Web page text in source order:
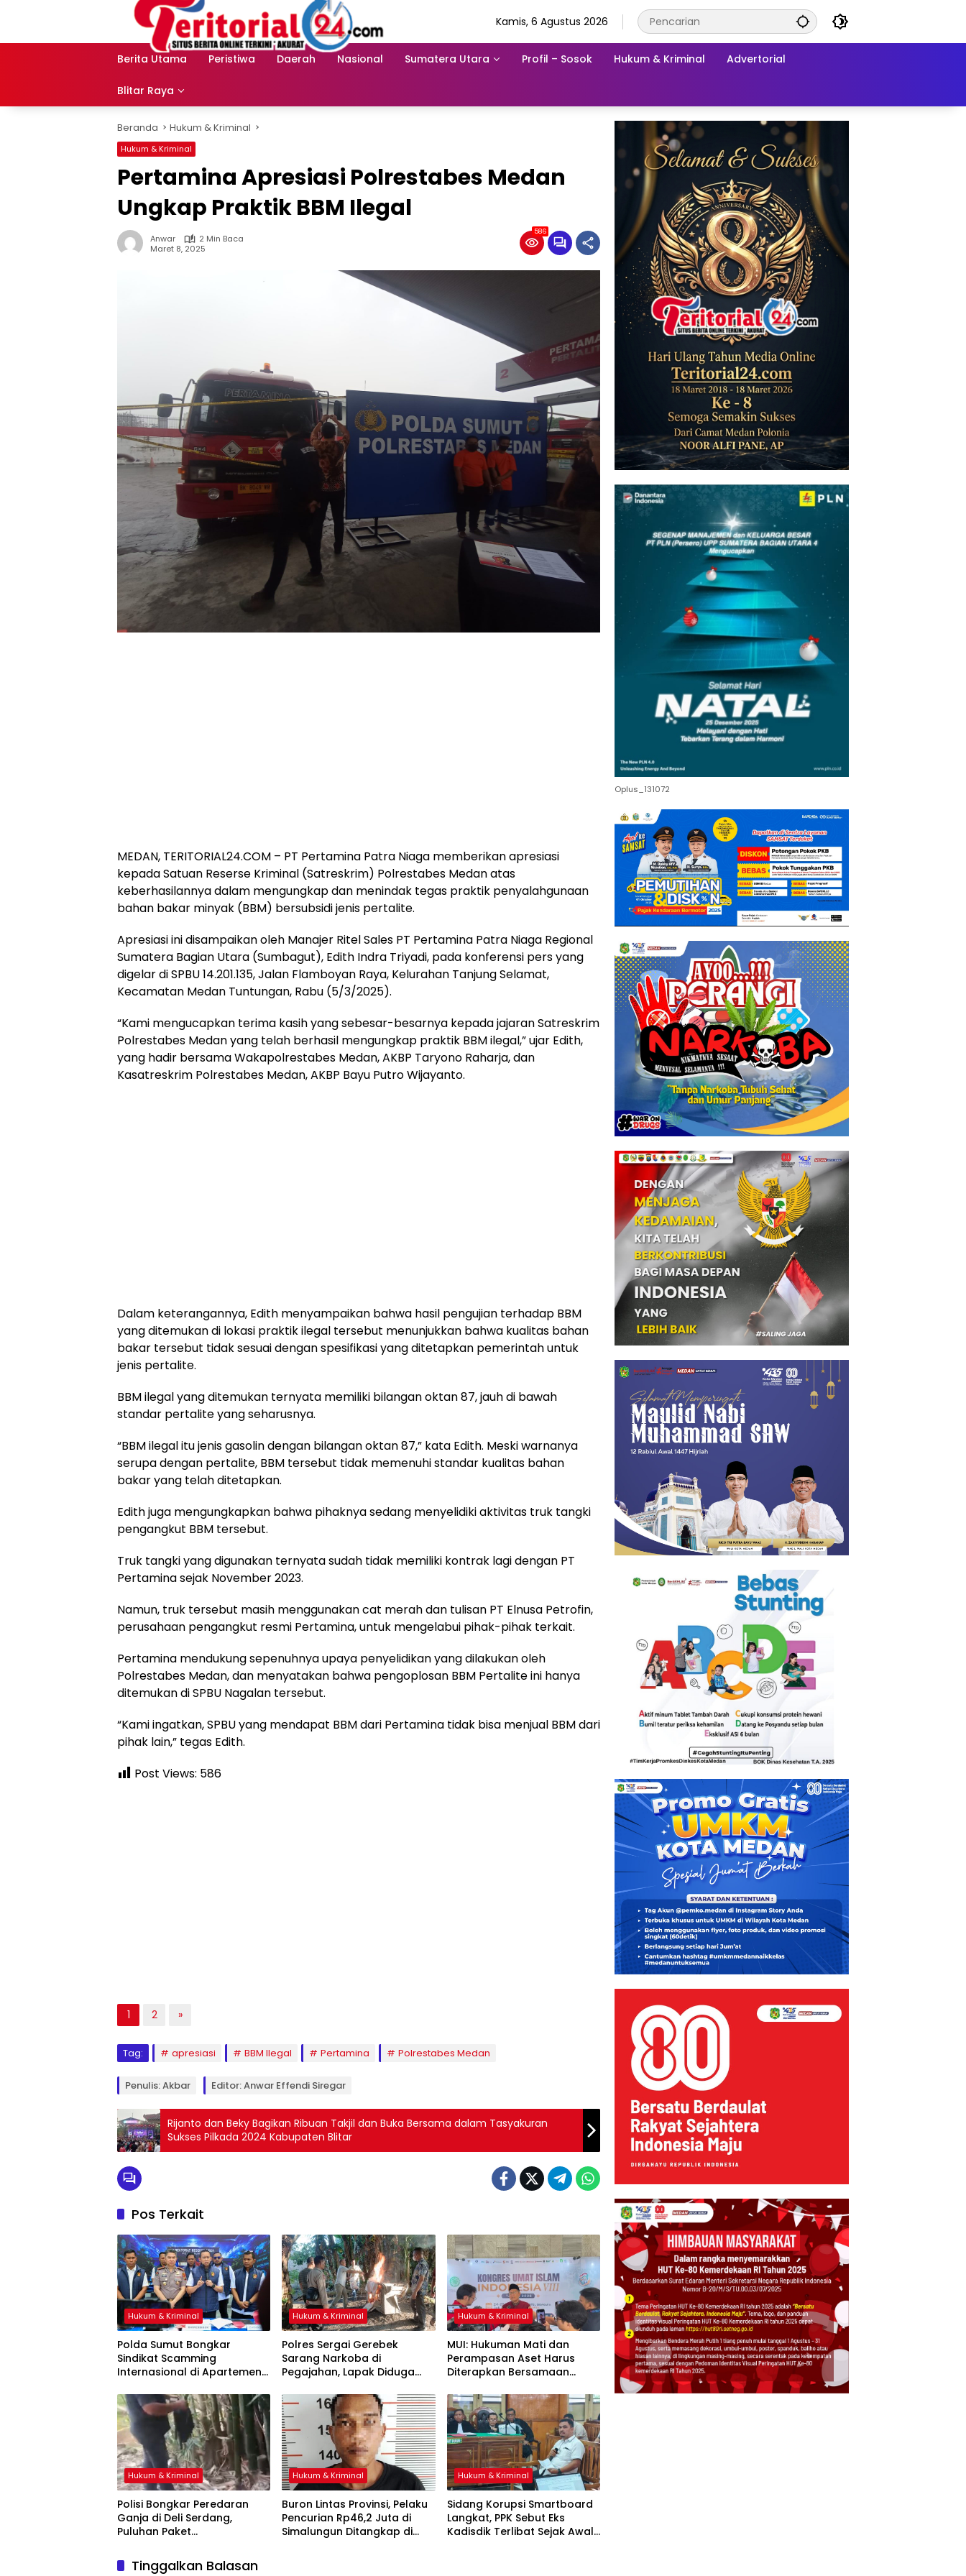
Kamis, 6 Agustus 2026
Berita Utama Peristiwa Daerah Nasional Sumatera Utara Profil – Sosok Hukum & Kriminal Advertorial
Blitar Raya
Beranda Hukum & Kriminal
Hukum & Kriminal
Pertamina Apresiasi Polrestabes Medan
Ungkap Praktik BBM Ilegal
Anwar
2 Min Baca
Maret 8, 2025
586
MEDAN, TERITORIAL24.COM – PT Pertamina Patra Niaga memberikan apresiasi
kepada Satuan Reserse Kriminal (Satreskrim) Polrestabes Medan atas
keberhasilannya dalam mengungkap dan menindak tegas praktik penyalahgunaan
bahan bakar minyak (BBM) bersubsidi jenis pertalite.
Apresiasi ini disampaikan oleh Manajer Ritel Sales PT Pertamina Patra Niaga Regional
Sumatera Bagian Utara (Sumbagut), Edith Indra Triyadi, pada konferensi pers yang
digelar di SPBU 14.201.135, Jalan Flamboyan Raya, Kelurahan Tanjung Selamat,
Kecamatan Medan Tuntungan, Rabu (5/3/2025).
“Kami mengucapkan terima kasih yang sebesar-besarnya kepada jajaran Satreskrim
Polrestabes Medan yang telah berhasil mengungkap praktik BBM ilegal,” ujar Edith,
yang hadir bersama Wakapolrestabes Medan, AKBP Taryono Raharja, dan
Kasatreskrim Polrestabes Medan, AKBP Bayu Putro Wijayanto.
Dalam keterangannya, Edith menyampaikan bahwa hasil pengujian terhadap BBM
yang ditemukan di lokasi praktik ilegal tersebut menunjukkan bahwa kualitas bahan
bakar tersebut tidak sesuai dengan spesifikasi yang ditetapkan pemerintah untuk
jenis pertalite.
BBM ilegal yang ditemukan ternyata memiliki bilangan oktan 87, jauh di bawah
standar pertalite yang seharusnya.
“BBM ilegal itu jenis gasolin dengan bilangan oktan 87,” kata Edith. Meski warnanya
serupa dengan pertalite, BBM tersebut tidak memenuhi standar kualitas bahan
bakar yang telah ditetapkan.
Edith juga mengungkapkan bahwa pihaknya sedang menyelidiki aktivitas truk tangki
pengangkut BBM tersebut.
Truk tangki yang digunakan ternyata sudah tidak memiliki kontrak lagi dengan PT
Pertamina sejak November 2023.
Namun, truk tersebut masih menggunakan cat merah dan tulisan PT Elnusa Petrofin,
perusahaan pengangkut resmi Pertamina, untuk mengelabui pihak-pihak terkait.
Pertamina mendukung sepenuhnya upaya penyelidikan yang dilakukan oleh
Polrestabes Medan, dan menyatakan bahwa pengoplosan BBM Pertalite ini hanya
ditemukan di SPBU Nagalan tersebut.
“Kami ingatkan, SPBU yang mendapat BBM dari Pertamina tidak bisa menjual BBM dari
pihak lain,” tegas Edith.
Post Views: 586
1 2 »
Tag: apresiasi BBM Ilegal Pertamina Polrestabes Medan
Penulis: Akbar Editor: Anwar Effendi Siregar
Rijanto dan Beky Bagikan Ribuan Takjil dan Buka Bersama dalam Tasyakuran
Sukses Pilkada 2024 Kabupaten Blitar
Pos Terkait
Hukum & Kriminal
Polda Sumut Bongkar
Sindikat Scamming
Internasional di Apartemen
Kalimantan Rugi Rp6,7 Miliar
Hukum & Kriminal
Polres Sergai Gerebek
Sarang Narkoba di
Pegajahan, Lapak Diduga
Dibakar
Hukum & Kriminal
‎MUI: Hukuman Mati dan
Perampasan Aset Harus
Diterapkan Bersamaan
Hukum & Kriminal
Polisi Bongkar Peredaran
Ganja di Deli Serdang,
Puluhan Paket
Bambu
Hukum & Kriminal
Buron Lintas Provinsi, Pelaku
Pencurian Rp46,2 Juta di
Simalungun Ditangkap di
Hukum & Kriminal
Sidang Korupsi Smartboard
Langkat, PPK Sebut Eks
Kadisdik Terlibat Sejak Awal
Tinggalkan Balasan
Oplus_131072